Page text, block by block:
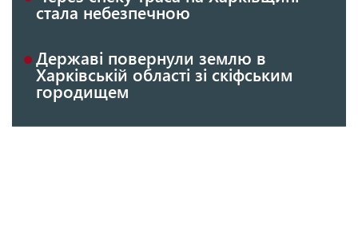
стала небезпечною
Державі повернули землю в
Харківській області зі скіфським
городищем